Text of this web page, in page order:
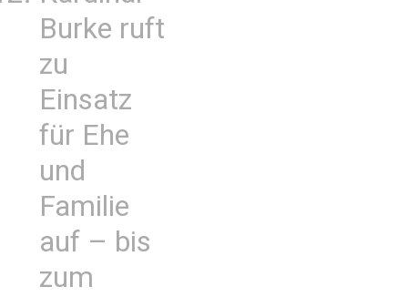
Burke ruft
zu
Einsatz
für Ehe
und
Familie
auf – bis
zum